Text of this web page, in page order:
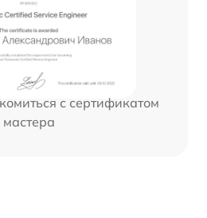
с сертификатом
мастера